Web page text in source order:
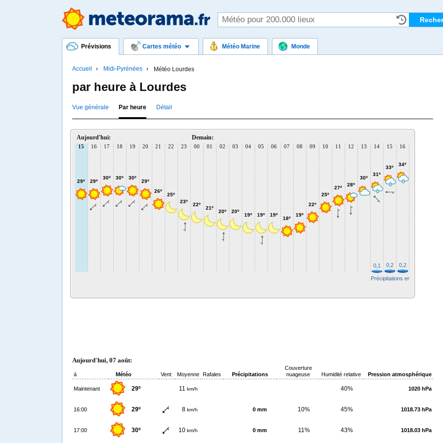
Prévisions Cartes météo Météo Marine Monde
Accueil Midi-Pyrénées Météo Lourdes
par heure à Lourdes
Vue générale Par heure Détail
Aujourd'hui:
15
29º
16
29º
17
30º
18
30º
19
30º
20
29º
21
26º
22
25º
23
23º
Demain:
00
22º
01
21º
02
20º
03
20º
04
19º
05
19º
06
19º
07
18º
08
19º
09
22º
10
25º
11
27º
12
28º
13
30º
14
31º
Précipitations en mm.
0,1
15
33º
0,2
16
34º
0,2
Aujourd'hui, 07 août:
à Météo Vent: Moyenne Rafales Précipitations
Couverture
nuageuse
Humidité relative Pression atmosphérique
Maintenant 29º 11 km/h 40% 1020 hPa
16:00 29º 8 km/h 0 mm 10% 45% 1018.73 hPa
17:00 30º 10 km/h 0 mm 11% 43% 1018.03 hPa